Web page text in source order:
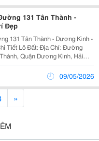
131 Tân Thành -
Đẹp
131 Tân Thành - Dương Kinh -
Quận Dương Kinh, Hải
Nằm Trên...
09/05/2026
»